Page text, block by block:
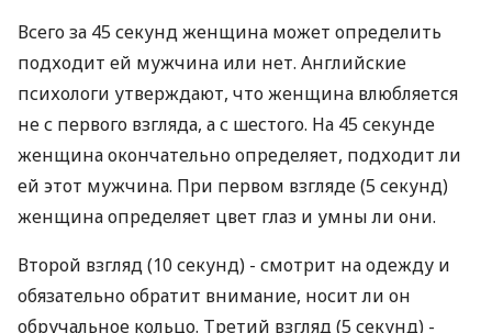
Всего за 45 секунд женщина может определить
подходит ей мужчина или нет. Английские
психологи утверждают, что женщина влюбляется
не с первого взгляда, а с шестого. На 45 секунде
женщина окончательно определяет, подходит ли
ей этот мужчина. При первом взгляде (5 секунд)
женщина определяет цвет глаз и умны ли они.
Второй взгляд (10 секунд) - смотрит на одежду и
обязательно обратит внимание, носит ли он
обручальное кольцо. Третий взгляд (5 секунд) -